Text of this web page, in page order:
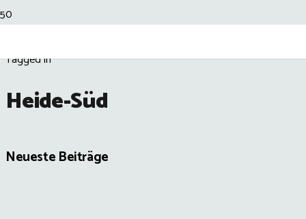
Tagged in
Heide-Süd
Neueste Beiträge